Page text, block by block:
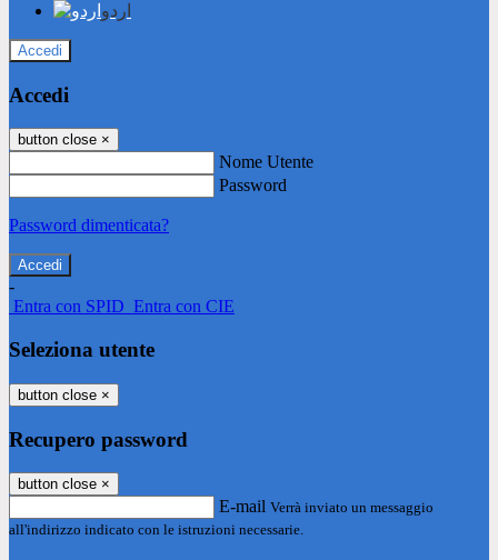
اردو
Accedi
Accedi
button close ×
Nome Utente
Password
Password dimenticata?
-
Entra con SPID Entra con CIE
Seleziona utente
button close ×
Recupero password
button close ×
E-mail Verrà inviato un messaggio
all'indirizzo indicato con le istruzioni necessarie.